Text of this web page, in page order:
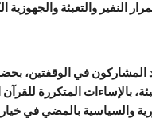
النفير والتعبئة
المشاركون في الوقفتين،
بالإساءات المتكررة
والسياسية بالمضي في